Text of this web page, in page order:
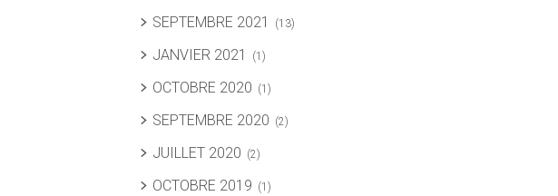
SEPTEMBRE 2021 (13)
JANVIER 2021 (1)
OCTOBRE 2020 (1)
SEPTEMBRE 2020 (2)
JUILLET 2020 (2)
OCTOBRE 2019 (1)